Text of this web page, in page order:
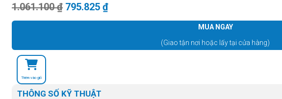
1.061.100₫ Giá gốc là: 1.061.100 ₫.
795.825 ₫Giá hiện tại là: 795.825 ₫.
MUA NGAY
(Giao tận nơi hoặc lấy tại cửa hàng)
Thêm vào giỏ
THÔNG SỐ KỸ THUẬT